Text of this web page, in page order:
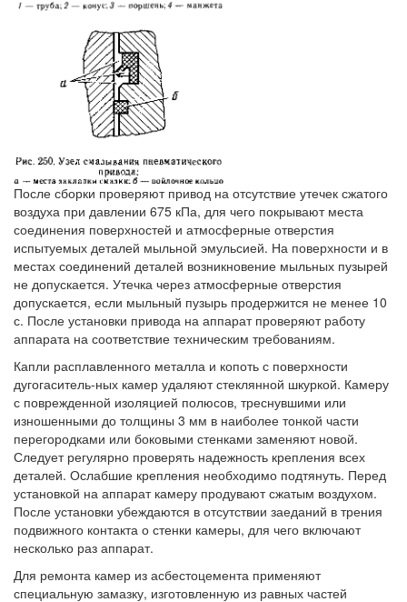
После сборки проверяют привод на отсутствие утечек сжатого
воздуха при давлении 675 кПа, для чего покрывают места
соединения поверхностей и атмосферные отверстия
испытуемых деталей мыльной эмульсией. На поверхности и в
местах соединений деталей возникновение мыльных пузырей
не допускается. Утечка через атмосферные отверстия
допускается, если мыльный пузырь продержится не менее 10
с. После установки привода на аппарат проверяют работу
аппарата на соответствие техническим требованиям.
Капли расплавленного металла и копоть с поверхности
дугогаситель-ных камер удаляют стеклянной шкуркой. Камеру
с поврежденной изоляцией полюсов, треснувшими или
изношенными до толщины 3 мм в наиболее тонкой части
перегородками или боковыми стенками заменяют новой.
Следует регулярно проверять надежность крепления всех
деталей. Ослабшие крепления необходимо подтянуть. Перед
установкой на аппарат камеру продувают сжатым воздухом.
После установки убеждаются в отсутствии заеданий в трения
подвижного контакта о стенки камеры, для чего включают
несколько раз аппарат.
Для ремонта камер из асбестоцемента применяют
специальную замазку, изготовленную из равных частей